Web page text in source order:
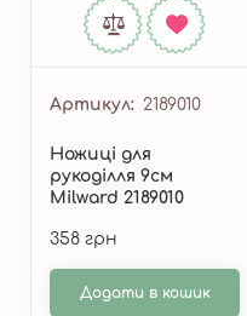
Артикул 2189010
Ножиці для
рукоділля 9см
Milward 2189010
358 грн
Додати в кошик